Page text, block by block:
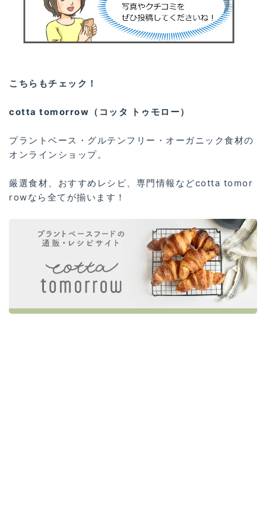
こちらもチェック！
cotta tomorrow（コッタ トゥモロー）
プラントベース・グルテンフリー・オーガニック食材の
オンラインショップ。
厳選食材、おすすめレシピ、専門情報などcotta tomor
rowなら全てが揃います！